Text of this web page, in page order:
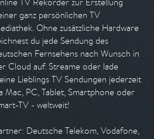
ganz persönlichen TV
Ohne zusätzliche Hardware
du jede Sendung des
Fernsehens nach Wunsch in
Cloud auf. Streame oder lade
Lieblings TV Sendungen jederzeit
Mac, PC, Tablet, Smartphone oder
TV - weltweit!
Deutsche Telekom, Vodafone,